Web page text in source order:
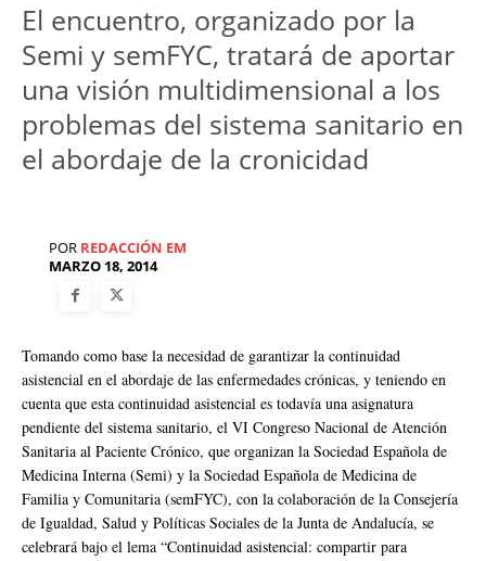
El encuentro, organizado por la
Semi y semFYC, tratará de aportar
una visión multidimensional a los
problemas del sistema sanitario en
el abordaje de la cronicidad
POR REDACCIÓN EM
MARZO 18, 2014
Tomando como base la necesidad de garantizar la continuidad
asistencial en el abordaje de las enfermedades crónicas, y teniendo en
cuenta que esta continuidad asistencial es todavía una asignatura
pendiente del sistema sanitario, el VI Congreso Nacional de Atención
Sanitaria al Paciente Crónico, que organizan la Sociedad Española de
Medicina Interna (Semi) y la Sociedad Española de Medicina de
Familia y Comunitaria (semFYC), con la colaboración de la Consejería
de Igualdad, Salud y Políticas Sociales de la Junta de Andalucía, se
celebrará bajo el lema “Continuidad asistencial: compartir para